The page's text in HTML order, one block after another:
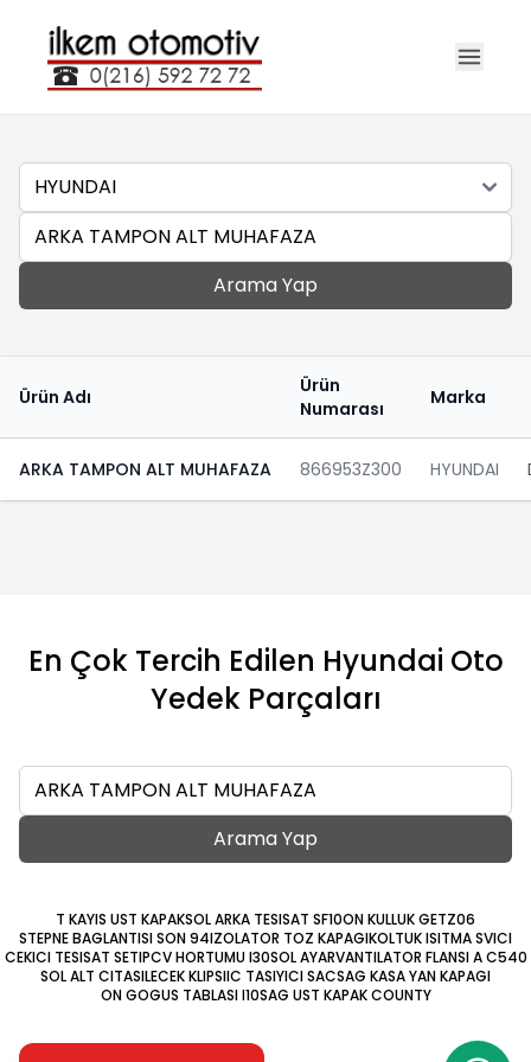
Marka
Ara
Arama Yap
Ürün Adı
Ürün
Numarası
Marka
ARKA TAMPON ALT MUHAFAZA 866953Z300 HYUNDAI
En Çok Tercih Edilen Hyundai Oto
Yedek Parçaları
Ara
Arama Yap
T KAYIS UST KAPAKSOL ARKA TESISAT SF10ON KULLUK GETZ06
STEPNE BAGLANTISI SON 94IZOLATOR TOZ KAPAGIKOLTUK ISITMA SVICI
CEKICI TESISAT SETIPCV HORTUMU I30SOL AYARVANTILATOR FLANSI A C540
SOL ALT CITASILECEK KLIPSIIC TASIYICI SACSAG KASA YAN KAPAGI
ON GOGUS TABLASI I10SAG UST KAPAK COUNTY